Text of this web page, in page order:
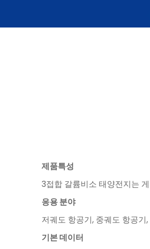
제품특성
3접합 갈륨비소 태양전지는
응용 분야
저궤도 항공기, 중궤도 항공
기본 데이터